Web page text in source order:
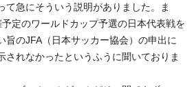
て急にそういう説明がありました。ま
定のワールドカップ予選の日本代表戦を
旨のJFA（日本サッカー協会）の申出に
されなかったというふうに聞いておりま